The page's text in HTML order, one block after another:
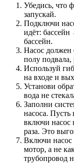
Убедись, что
запускай.
Подключи
идёт:
бассейн.
Насос
полу подвала,
Используй
на входе и
Установи
вода не
Заполни
насоса. Пусть
включи
раза. Это
Включи насос
мотор, а не
трубопровод